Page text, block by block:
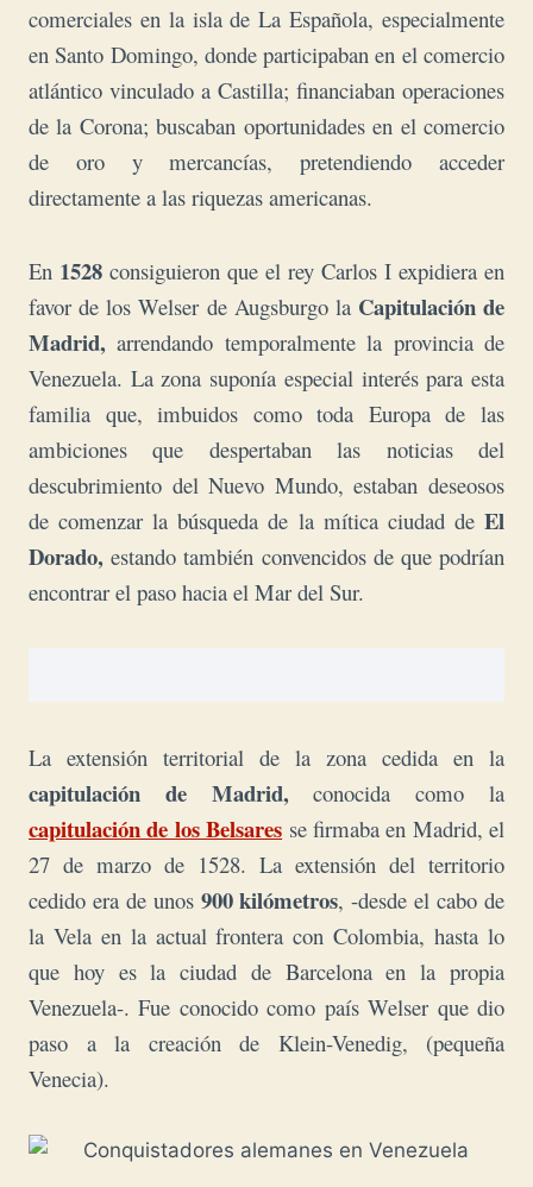
comerciales en la isla deLa Española, especialmente
en Santo Domingo, donde participaban en el comercio
atlántico vinculado a Castilla; financiaban operaciones
de la Corona; buscaban oportunidades en el comercio
de oro y mercancías, pretendiendo acceder
directamente a las riquezas americanas.
En 1528 consiguieron que el rey Carlos I expidiera en
favor de los Welser de Augsburgo la Capitulación de
Madrid, arrendando temporalmente la provincia de
Venezuela. La zona suponía especial interés para esta
familia que, imbuidos como toda Europa de las
ambiciones que despertaban las noticias del
descubrimiento del Nuevo Mundo, estaban deseosos
de comenzar la búsqueda de la mítica ciudad deEl
Dorado,estando también convencidos de que podrían
encontrar el paso hacia el Mar del Sur.
La extensión territorial de la zona cedida en la
capitulación de Madrid,conocida como la
capitulación de los Belsares se firmaba en Madrid, el
27 de marzo de 1528. La extensión del territorio
cedido era de unos900 kilómetros, -desde el cabo de
la Vela en la actual frontera con Colombia, hasta lo
que hoy es la ciudad de Barcelona en la propia
Venezuela-. Fue conocido como país Welser que dio
paso a la creación de Klein-Venedig, (pequeña
Venecia).